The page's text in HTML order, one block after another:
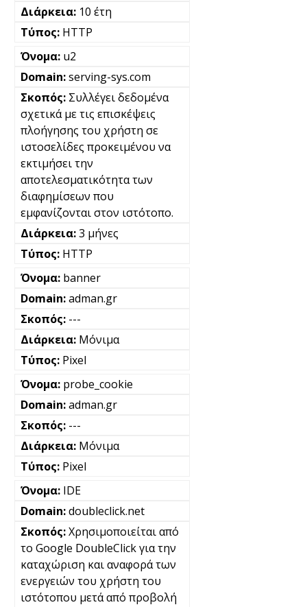
10 έτη
HTTP
u2
serving-sys.com
Συλλέγει δεδομένα
σχετικά με τις επισκέψεις
πλοήγησης του χρήστη σε
ιστοσελίδες προκειμένου να
εκτιμήσει την
αποτελεσματικότητα των
διαφημίσεων που
εμφανίζονται στον ιστότοπο.
3 μήνες
HTTP
banner
adman.gr
---
Μόνιμα
Pixel
probe_cookie
adman.gr
---
Μόνιμα
Pixel
IDE
doubleclick.net
Χρησιμοποιείται από
το Google DoubleClick για την
καταχώριση και αναφορά των
ενεργειών του χρήστη του
ιστότοπου μετά από προβολή